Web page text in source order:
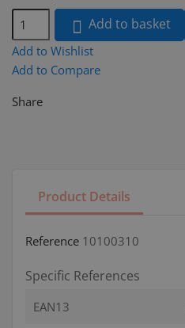
 Add to basket
Add to Wishlist
Add to Compare
Share
Product Details
Reference 10100310
Specific References
EAN13